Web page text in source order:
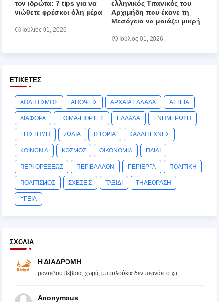
τον ιδρώτα: 7 tips για να
νιώθετε φρέσκοι όλη μέρα
Ιούλιος 01, 2026
ελληνικός Τιτανικός του
Αρχιμήδη που έκανε τη
Μεσόγειο να μοιάζει μικρή
Ιούλιος 01, 2026
ΕΤΙΚΈΤΕΣ
ΑΘΛΗΤΙΣΜΟΣ ΑΠΟΨΕΙΣ ΑΡΧΑΙΑ ΕΛΛΑΔΑ ΑΣΤΕΙΑ
ΔΙΑΦΟΡΑ ΕΘΙΜΑ-ΓΙΟΡΤΕΣ ΕΛΛΑΔΑ ΕΝΗΜΕΡΩΣΗ
ΕΠΙΣΤΗΜΗ ΖΩΔΙΑ ΙΣΤΟΡΙΑ ΚΑΛΛΙΤΕΧΝΕΣ
ΚΟΙΝΩΝΙΑ ΚΟΣΜΟΣ ΟΙΚΟΝΟΜΙΑ ΠΑΙΔΙ
ΠΕΡΙ ΟΡΕΞΕΩΣ ΠΕΡΙΒΑΛΛΟΝ ΠΕΡΙΕΡΓΑ ΠΟΛΙΤΙΚΗ
ΠΟΛΙΤΙΣΜΟΣ ΣΧΕΣΕΙΣ ΤΑΞΙΔΙ ΤΗΛΕΟΡΑΣΗ
ΥΓΕΙΑ
ΣΧΌΛΙΑ
Η ΔΙΑΔΡΟΜΗ
ραντεβού βέβαια, χωρίς μπουλούκια δεν περνάει ο χρ...
Anonymous